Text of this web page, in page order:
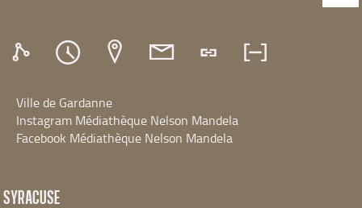
Ville de Gardanne
Instagram Médiathèque Nelson Mandela
Facebook Médiathèque Nelson Mandela
SYRACUSE